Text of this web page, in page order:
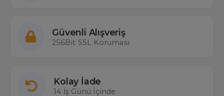
Güvenli Alışveriş
256Bit SSL Koruması
Kolay İade
14 İş Günü İçinde